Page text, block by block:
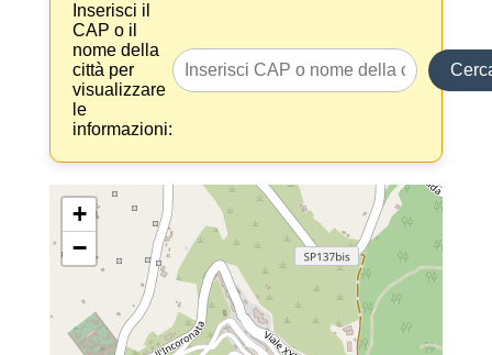
Inserisci il
CAP o il
nome della
città per
visualizzare
le
informazioni:
+
−